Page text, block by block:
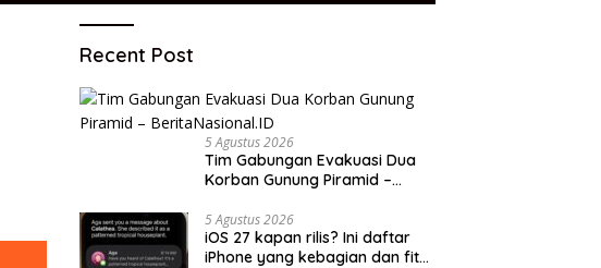
Recent Post
5 Agustus 2026
Tim Gabungan Evakuasi Dua
Korban Gunung Piramid –
5 Agustus 2026
iOS 27 kapan rilis? Ini daftar
iPhone yang kebagian dan fitur